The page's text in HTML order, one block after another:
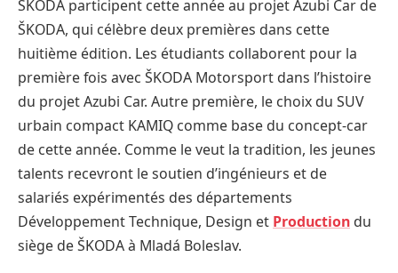
ŠKODA participent cette année au projet Azubi Car de
ŠKODA, qui célèbre deux premières dans cette
huitième édition. Les étudiants collaborent pour la
première fois avec ŠKODA Motorsport dans l’histoire
du projet Azubi Car. Autre première, le choix du SUV
urbain compact KAMIQ comme base du concept-car
de cette année. Comme le veut la tradition, les jeunes
talents recevront le soutien d’ingénieurs et de
salariés expérimentés des départements
Développement Technique, Design et Production du
siège de ŠKODA à Mladá Boleslav.